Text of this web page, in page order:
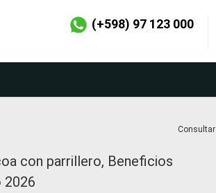
(+598) 97 123 000
Consultar
con parrillero, Beneficios
2026